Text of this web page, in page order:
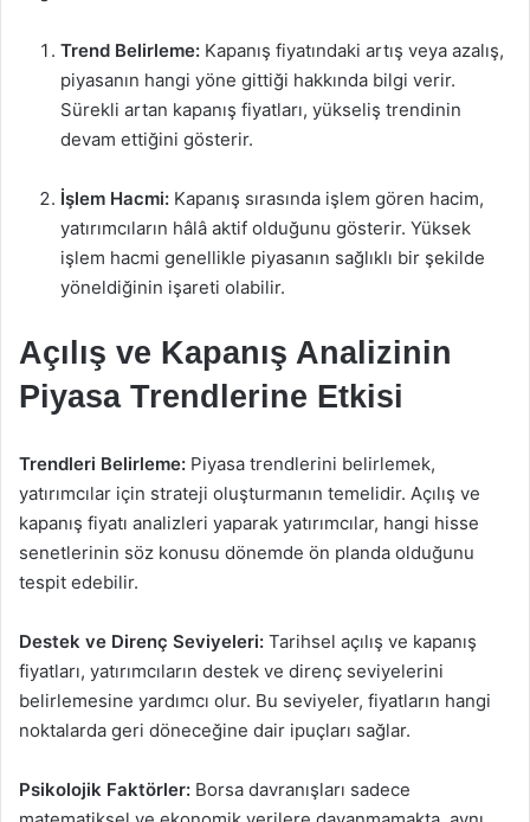
Trend Belirleme: Kapanış fiyatındaki artış veya azalış,
piyasanın hangi yöne gittiği hakkında bilgi verir.
Sürekli artan kapanış fiyatları, yükseliş trendinin
devam ettiğini gösterir.
İşlem Hacmi: Kapanış sırasında işlem gören hacim,
yatırımcıların hâlâ aktif olduğunu gösterir. Yüksek
işlem hacmi genellikle piyasanın sağlıklı bir şekilde
yöneldiğinin işareti olabilir.
Açılış ve Kapanış Analizinin
Piyasa Trendlerine Etkisi
Trendleri Belirleme: Piyasa trendlerini belirlemek,
yatırımcılar için strateji oluşturmanın temelidir. Açılış ve
kapanış fiyatı analizleri yaparak yatırımcılar, hangi hisse
senetlerinin söz konusu dönemde ön planda olduğunu
tespit edebilir.
Destek ve Direnç Seviyeleri: Tarihsel açılış ve kapanış
fiyatları, yatırımcıların destek ve direnç seviyelerini
belirlemesine yardımcı olur. Bu seviyeler, fiyatların hangi
noktalarda geri döneceğine dair ipuçları sağlar.
Psikolojik Faktörler: Borsa davranışları sadece